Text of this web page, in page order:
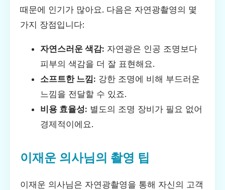
때문에 인기가 많아요. 다음은 자연광촬영의 몇
가지 장점입니다:
자연스러운 색감: 자연광은 인공 조명보다
피부의 색감을 더 잘 표현해요.
소프트한 느낌: 강한 조명에 비해 부드러운
느낌을 전달할 수 있죠.
비용 효율성: 별도의 조명 장비가 필요 없어
경제적이에요.
이재운 의사님의 촬영 팁
이재운 의사님은 자연광촬영을 통해 자신의 고객